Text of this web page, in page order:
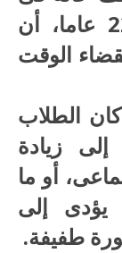
الفئة العمرية من 13 إلى 22 عاما، أن
الوقت
الطلاب
زيادة
أو ما
إلى
طفيفة.